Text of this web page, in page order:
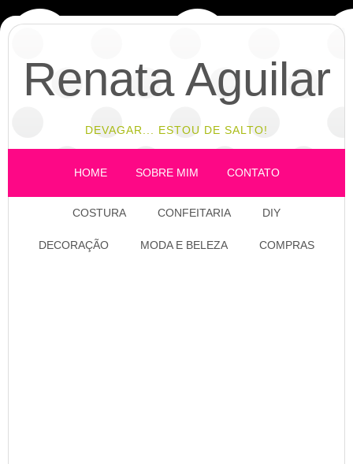
Renata Aguilar
DEVAGAR... ESTOU DE SALTO!
HOME SOBRE MIM CONTATO
COSTURA CONFEITARIA DIY
DECORAÇÃO MODA E BELEZA COMPRAS